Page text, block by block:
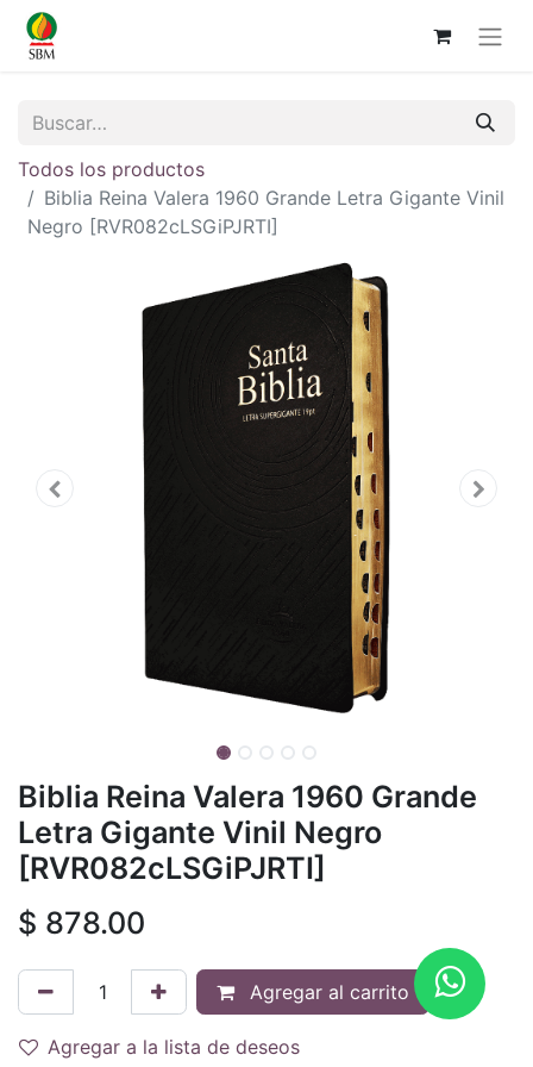
Todos los productos
Biblia Reina Valera 1960 Grande Letra Gigante Vinil
Negro [RVR082cLSGiPJRTI]
Biblia Reina Valera 1960 Grande
Letra Gigante Vinil Negro
[RVR082cLSGiPJRTI]
$ 878.00
Agregar al carrito
Agregar a la lista de deseos